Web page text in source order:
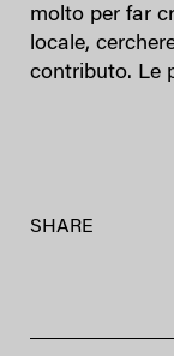
molto per far
locale,
contributo. Le
SHARE